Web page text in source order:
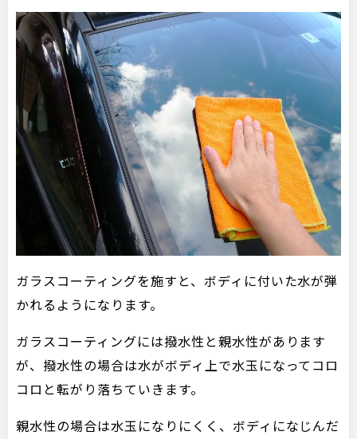
ガラスコーティングを施すと、ボディに付いた水が弾
かれるようになります。
ガラスコーティングには撥水性と親水性があります
が、撥水性の場合は水がボディ上で水玉になってコロ
コロと転がり落ちていきます。
親水性の場合は水玉になりにくく、ボディになじんだ